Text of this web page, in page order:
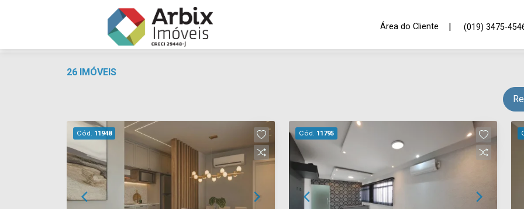
Área do Cliente | (019) 3475-
26 IMÓVEIS
Cód. 11948 Cód. 11795